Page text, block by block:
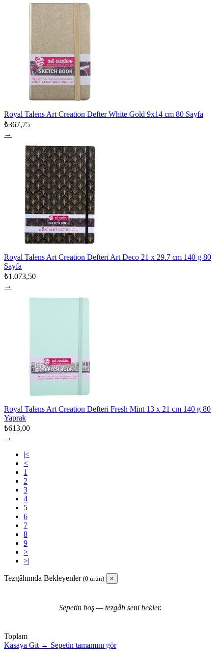
Royal Talens Art Creation Defter White Gold 9x14 cm 80 Sayfa
₺367,75
→
Royal Talens Art Creation Defteri Art Deco 21 x 29.7 cm 140 g 80
Sayfa
₺1.073,50
→
Royal Talens Art Creation Defteri Fresh Mint 13 x 21 cm 140 g 80
Yaprak
₺613,00
→
|<
<
1
2
3
4
5
6
7
8
9
>
>|
Tezgâhımda Bekleyenler (0 ürün) ×
Sepetin boş — tezgâh seni bekler.
Toplam
Kasaya Git → Sepetin tamamını gör